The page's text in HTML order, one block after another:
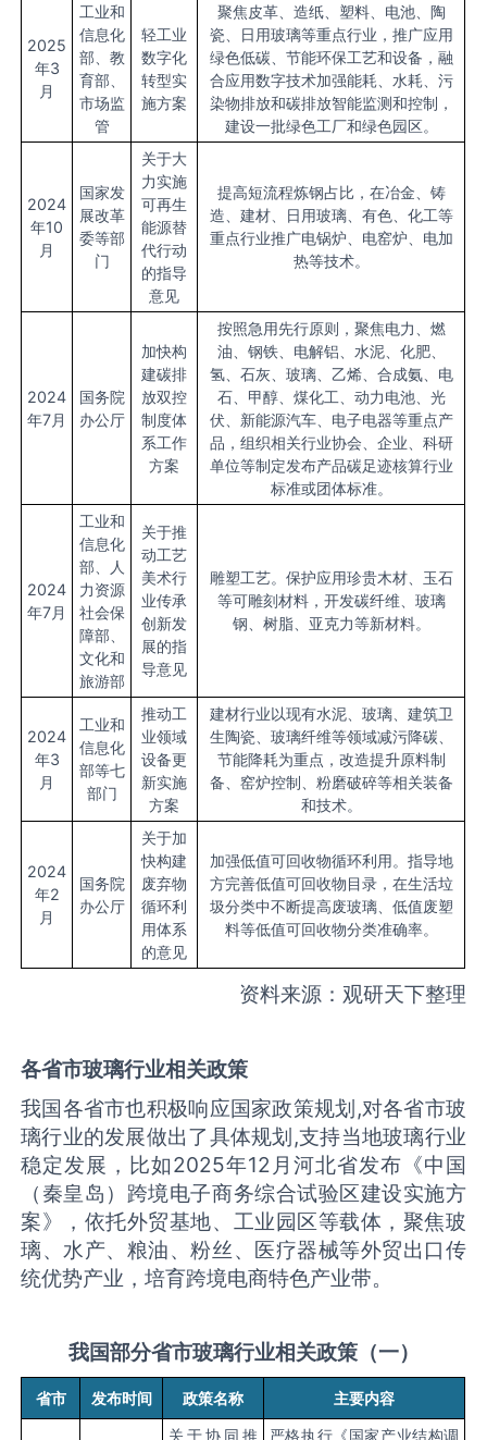
2025
年3
月
工业和
信息化
部、教
育部、
市场监
管
轻工业
数字化
转型实
施方案
聚焦皮革、造纸、塑料、电池、陶
瓷、日用玻璃等重点行业，推广应用
绿色低碳、节能环保工艺和设备，融
合应用数字技术加强能耗、水耗、污
染物排放和碳排放智能监测和控制，
建设一批绿色工厂和绿色园区。
2024
年10
月
国家发
展改革
委等部
门
关于大
力实施
可再生
能源替
代行动
的指导
意见
提高短流程炼钢占比，在冶金、铸
造、建材、日用玻璃、有色、化工等
重点行业推广电锅炉、电窑炉、电加
热等技术。
2024
年7月
国务院
办公厅
加快构
建碳排
放双控
制度体
系工作
方案
按照急用先行原则，聚焦电力、燃
油、钢铁、电解铝、水泥、化肥、
氢、石灰、玻璃、乙烯、合成氨、电
石、甲醇、煤化工、动力电池、光
伏、新能源汽车、电子电器等重点产
品，组织相关行业协会、企业、科研
单位等制定发布产品碳足迹核算行业
标准或团体标准。
2024
年7月
工业和
信息化
部、人
力资源
社会保
障部、
文化和
旅游部
关于推
动工艺
美术行
业传承
创新发
展的指
导意见
雕塑工艺。保护应用珍贵木材、玉石
等可雕刻材料，开发碳纤维、玻璃
钢、树脂、亚克力等新材料。
2024
年3
月
工业和
信息化
部等七
部门
推动工
业领域
设备更
新实施
方案
建材行业以现有水泥、玻璃、建筑卫
生陶瓷、玻璃纤维等领域减污降碳、
节能降耗为重点，改造提升原料制
备、窑炉控制、粉磨破碎等相关装备
和技术。
2024
年2
月
国务院
办公厅
关于加
快构建
废弃物
循环利
用体系
的意见
加强低值可回收物循环利用。指导地
方完善低值可回收物目录，在生活垃
圾分类中不断提高废玻璃、低值废塑
料等低值可回收物分类准确率。
资料来源：观研天下整理
各省市玻璃行业相关政策
我国各省市也积极响应国家政策规划,对各省市玻
璃行业的发展做出了具体规划,支持当地玻璃行业
稳定发展，比如2025年12月河北省发布《中国
（秦皇岛）跨境电子商务综合试验区建设实施方
案》，依托外贸基地、工业园区等载体，聚焦玻
璃、水产、粮油、粉丝、医疗器械等外贸出口传
统优势产业，培育跨境电商特色产业带。
我国部分省市玻璃行业相关政策（一）
省市 发布时间 政策名称
主要内容
关于协同推
严格执行《国家产业结构调